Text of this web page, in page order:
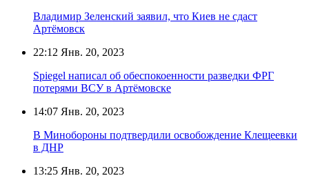
Владимир Зеленский заявил, что Киев не сдаст
Артёмовск
22:12 Янв. 20, 2023
Spiegel написал об обеспокоенности разведки ФРГ
потерями ВСУ в Артёмовске
14:07 Янв. 20, 2023
В Минобороны подтвердили освобождение Клещеевки
в ДНР
13:25 Янв. 20, 2023